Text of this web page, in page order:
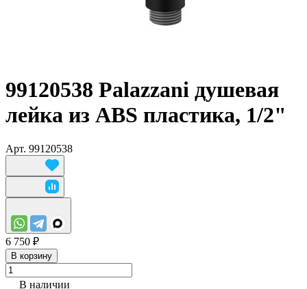
99120538 Palazzani душевая
лейка из ABS пластика, 1/2"
Арт. 99120538
6 750 ₽
В корзину
В наличии